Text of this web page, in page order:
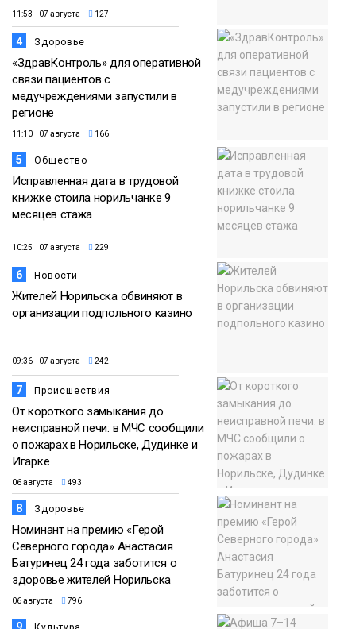
11:53 07 августа 127
4 Здоровье
«ЗдравКонтроль» для оперативной
связи пациентов с
медучреждениями запустили в
регионе
11:10 07 августа 166
5 Общество
Исправленная дата в трудовой
книжке стоила норильчанке 9
месяцев стажа
10:25 07 августа 229
6 Новости
Жителей Норильска обвиняют в
организации подпольного казино
09:36 07 августа 242
7 Происшествия
От короткого замыкания до
неисправной печи: в МЧС сообщили
о пожарах в Норильске, Дудинке и
Игарке
06 августа 493
8 Здоровье
Номинант на премию «Герой
Северного города» Анастасия
Батуринец 24 года заботится о
здоровье жителей Норильска
06 августа 796